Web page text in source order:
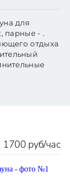
для
парные - .
отдыха
1700 руб/час